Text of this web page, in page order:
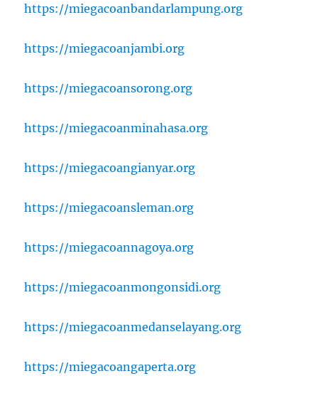
https://miegacoanbandarlampung.org
https://miegacoanjambi.org
https://miegacoansorong.org
https://miegacoanminahasa.org
https://miegacoangianyar.org
https://miegacoansleman.org
https://miegacoannagoya.org
https://miegacoanmongonsidi.org
https://miegacoanmedanselayang.org
https://miegacoangaperta.org